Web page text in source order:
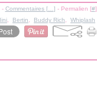
- Commentaires [… ] - Permalien [#]
Bertin Buddy Rich Whiplash